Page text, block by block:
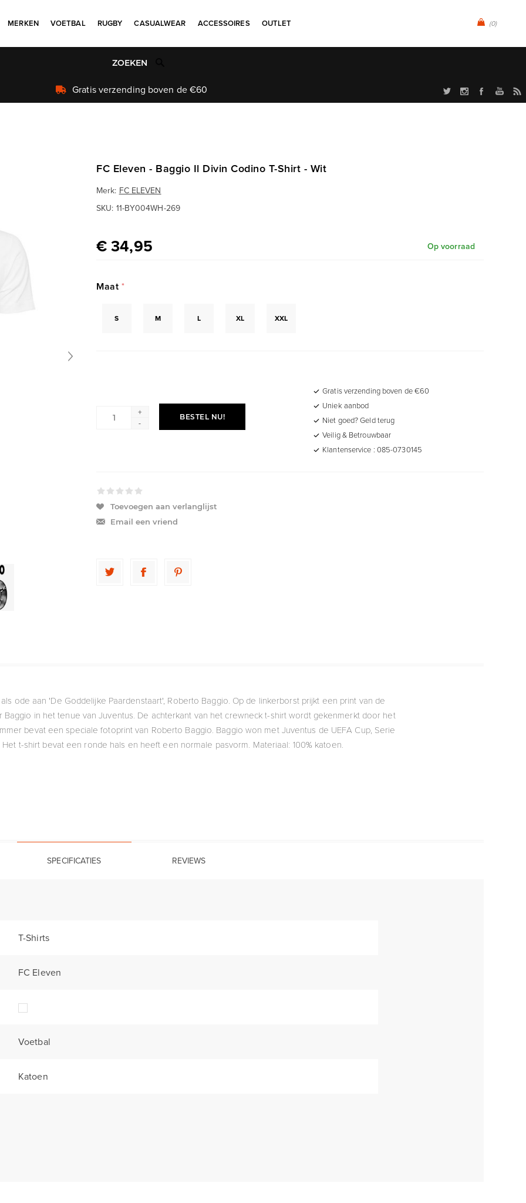
(0)
MERKEN VOETBAL RUGBY CASUALWEAR ACCESSOIRES OUTLET
Uniek aanbod
FC Eleven - Baggio Il Divin Codino T-Shirt - Wit
Merk: FC ELEVEN
SKU: 11-BY004WH-269
€ 34,95 Op voorraad
Maat *
S M L XL XXL
+
-
BESTEL NU!
Gratis verzending boven de €60
Uniek aanbod
Niet goed? Geld terug
Veilig & Betrouwbaar
Klantenservice : 085-0730145
Toevoegen aan verlanglijst
Email een vriend
ode aan 'De Goddelijke Paardenstaart', Roberto Baggio. Op de linkerborst prijkt een print van de
in het tenue van Juventus. De achterkant van het crewneck t-shirt wordt gekenmerkt door het
bevat een speciale fotoprint van Roberto Baggio. Baggio won met Juventus de UEFA Cup, Serie
t-shirt bevat een ronde hals en heeft een normale pasvorm. Materiaal: 100% katoen.
SPECIFICATIES REVIEWS
T-Shirts
FC Eleven
Voetbal
Katoen